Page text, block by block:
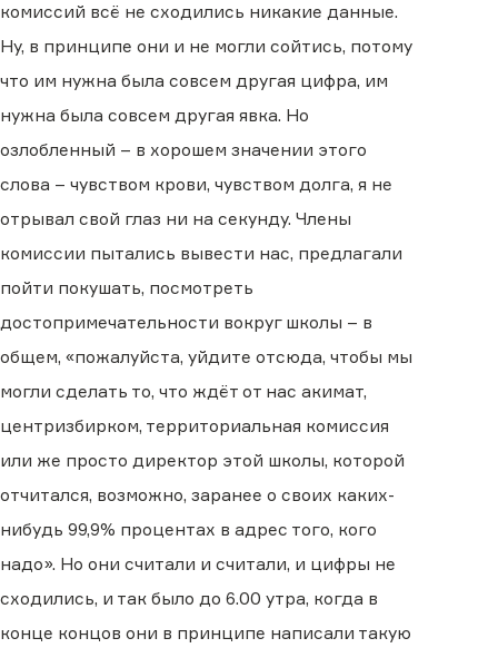
комиссий всё не сходились никакие данные.
Ну, в принципе они и не могли сойтись, потому
что им нужна была совсем другая цифра, им
нужна была совсем другая явка. Но
озлобленный – в хорошем значении этого
слова – чувством крови, чувством долга, я не
отрывал свой глаз ни на секунду. Члены
комиссии пытались вывести нас, предлагали
пойти покушать, посмотреть
достопримечательности вокруг школы – в
общем, «пожалуйста, уйдите отсюда, чтобы мы
могли сделать то, что ждёт от нас акимат,
центризбирком, территориальная комиссия
или же просто директор этой школы, которой
отчитался, возможно, заранее о своих каких-
нибудь 99,9% процентах в адрес того, кого
надо». Но они считали и считали, и цифры не
сходились, и так было до 6.00 утра, когда в
конце концов они в принципе написали такую